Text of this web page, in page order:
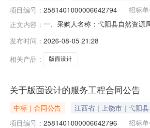
项目编号： 2581401000006642794 招标单
正文内容： 一、采购人名称：弋阳县自然资源
本概况：七、其它事项：无八、联
发布时间： 2026-08-05 21:28
相关产品：
版面设计
关于版面设计的服务工程合同公告
中标｜合同公告 江西省｜上饶市｜弋阳县
项目编号： 2581401000006642796 招标单